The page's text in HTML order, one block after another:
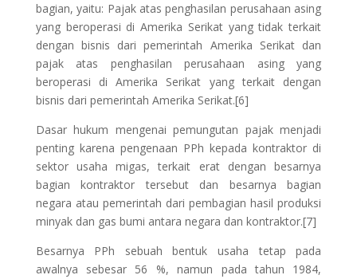
bagian, yaitu: Pajak atas penghasilan perusahaan asing
yang beroperasi di Amerika Serikat yang tidak terkait
dengan bisnis dari pemerintah Amerika Serikat dan
pajak atas penghasilan perusahaan asing yang
beroperasi di Amerika Serikat yang terkait dengan
bisnis dari pemerintah Amerika Serikat.[6]
Dasar hukum mengenai pemungutan pajak menjadi
penting karena pengenaan PPh kepada kontraktor di
sektor usaha migas, terkait erat dengan besarnya
bagian kontraktor tersebut dan besarnya bagian
negara atau pemerintah dari pembagian hasil produksi
minyak dan gas bumi antara negara dan kontraktor.[7]
Besarnya PPh sebuah bentuk usaha tetap pada
awalnya sebesar 56 %, namun pada tahun 1984,